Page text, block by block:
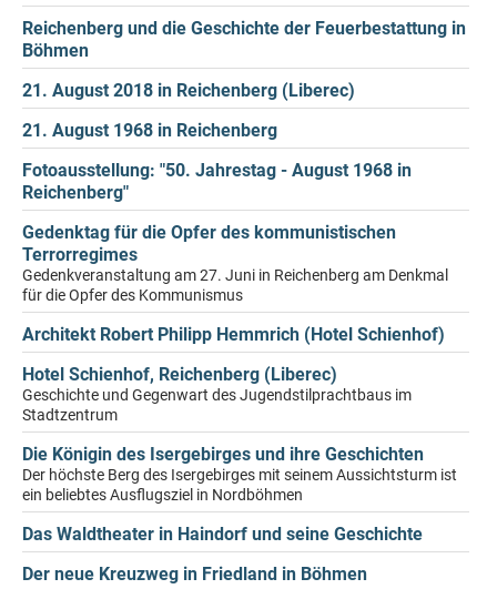
Reichenberg und die Geschichte der Feuerbestattung in
Böhmen
21. August 2018 in Reichenberg (Liberec)
21. August 1968 in Reichenberg
Fotoausstellung: "50. Jahrestag - August 1968 in
Reichenberg"
Gedenktag für die Opfer des kommunistischen
Terrorregimes
Gedenkveranstaltung am 27. Juni in Reichenberg am Denkmal
für die Opfer des Kommunismus
Architekt Robert Philipp Hemmrich (Hotel Schienhof)
Hotel Schienhof, Reichenberg (Liberec)
Geschichte und Gegenwart des Jugendstilprachtbaus im
Stadtzentrum
Die Königin des Isergebirges und ihre Geschichten
Der höchste Berg des Isergebirges mit seinem Aussichtsturm ist
ein beliebtes Ausflugsziel in Nordböhmen
Das Waldtheater in Haindorf und seine Geschichte
Der neue Kreuzweg in Friedland in Böhmen